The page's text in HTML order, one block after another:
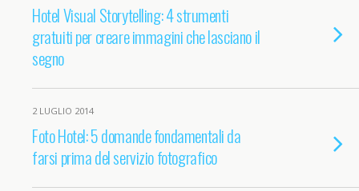
Hotel Visual Storytelling: 4 strumenti
gratuiti per creare immagini che lasciano il
segno
2 LUGLIO 2014
Foto Hotel: 5 domande fondamentali da
farsi prima del servizio fotografico